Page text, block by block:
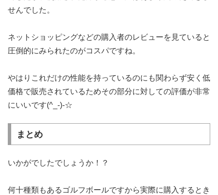
せんでした。
ネットショッピングなどの購入者のレビューを見ていると
圧倒的にみられたのがコスパですね。
やはりこれだけの性能を持っているのにも関わらず安く低
価格で販売されているためその部分に対しての評価が非常
にいいです(^_-)-☆
まとめ
いかがでしたでしょうか！？
何十種類もあるゴルフボールですから実際に購入するとき